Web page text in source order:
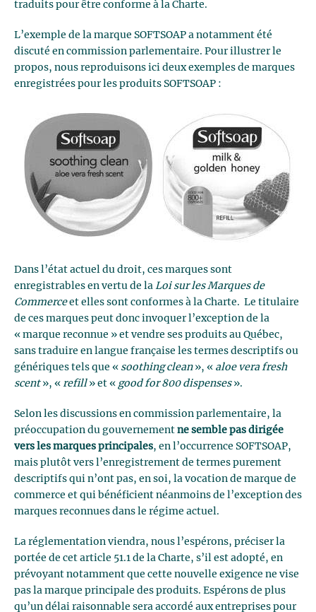
traduits pour être conforme à la Charte.
L’exemple de la marque SOFTSOAP a notamment été
discuté en commission parlementaire. Pour illustrer le
propos, nous reproduisons ici deux exemples de marques
enregistrées pour les produits SOFTSOAP :
Dans l’état actuel du droit, ces marques sont
enregistrables en vertu de la Loi sur les Marques de
Commerceet elles sont conformes à la Charte. Le titulaire
de ces marques peut donc invoquer l’exception de la
« marque reconnue » et vendre ses produits au Québec,
sans traduire en langue française les termes descriptifs ou
génériques tels que « soothing clean», « aloe vera fresh
scent», « refill» et « good for 800 dispenses».
Selon les discussions en commission parlementaire, la
préoccupation du gouvernement ne semble pas dirigée
vers les marques principales, en l’occurrence SOFTSOAP,
mais plutôt vers l’enregistrement de termes purement
descriptifs qui n’ont pas, en soi, la vocation de marque de
commerce et qui bénéficient néanmoins de l’exception des
marques reconnues dans le régime actuel.
La réglementation viendra, nous l’espérons, préciser la
portée de cet article 51.1 de la Charte, s’il est adopté, en
prévoyant notamment que cette nouvelle exigence ne vise
pas la marque principale des produits. Espérons de plus
qu’un délai raisonnable sera accordé aux entreprises pour